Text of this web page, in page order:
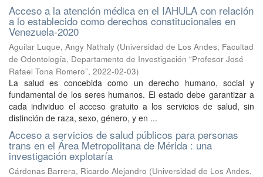
Acceso a la atención médica en el IAHULA con relación
a lo establecido como derechos constitucionales en
Venezuela-2020
Aguilar Luque, Angy Nathaly (Universidad de Los Andes, Facultad
de Odontología, Departamento de Investigación “Profesor José
Rafael Tona Romero”, 2022-02-03)
La salud es concebida como un derecho humano, social y
fundamental de los seres humanos. El estado debe garantizar a
cada individuo el acceso gratuito a los servicios de salud, sin
distinción de raza, sexo, género, y en ...
Acceso a servicios de salud públicos para personas
trans en el Área Metropolitana de Mérida : una
investigación explotaría
Cárdenas Barrera, Ricardo Alejandro (Universidad de Los Andes,